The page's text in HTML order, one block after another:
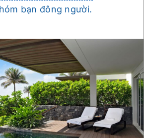
bạn đông người.